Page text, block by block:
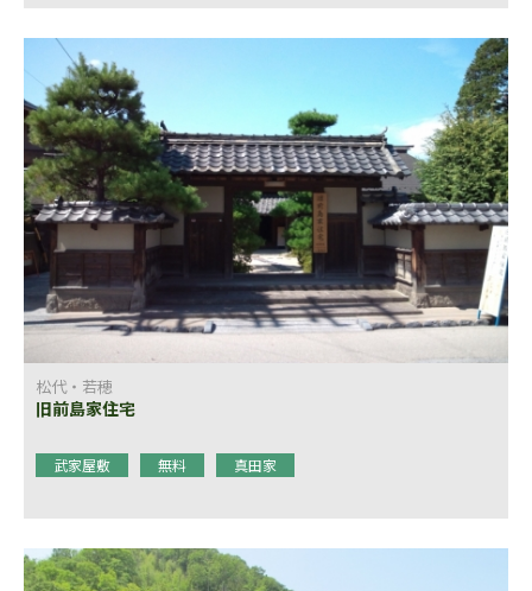
松代・若穂
旧前島家住宅
武家屋敷 無料 真田家